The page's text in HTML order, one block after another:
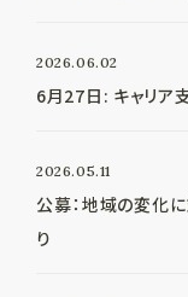
2026.06.02
6月27日: キャリア
2026.05.11
公募：地域の変化
り